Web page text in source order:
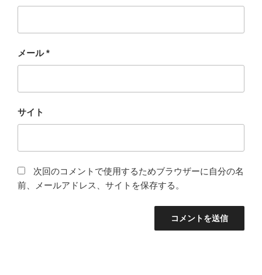
メール*
サイト
次回のコメントで使用するためブラウザーに自分の名
前、メールアドレス、サイトを保存する。